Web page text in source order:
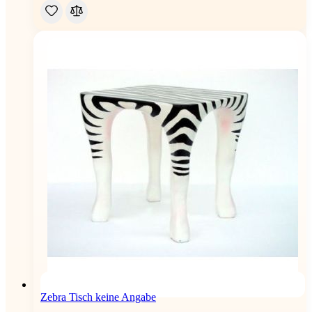
Zebra Tisch keine Angabe